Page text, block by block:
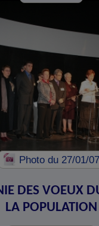
Photo du 27/01/07
DES VOEUX
LA POPULATION